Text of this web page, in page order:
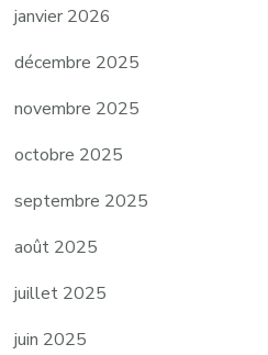
janvier 2026
décembre 2025
novembre 2025
octobre 2025
septembre 2025
août 2025
juillet 2025
juin 2025